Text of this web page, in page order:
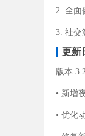
2. 全面
3. 社交
更新
版本
• 新增
• 优化